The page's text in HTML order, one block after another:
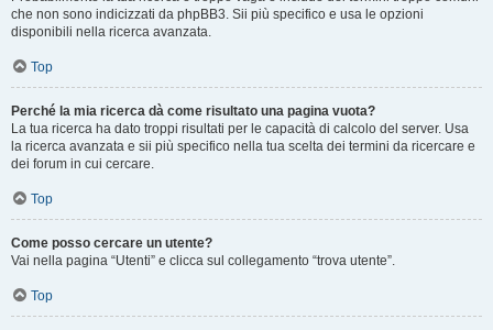
che non sono indicizzati da phpBB3. Sii più specifico e usa le opzioni
disponibili nella ricerca avanzata.
Top
Perché la mia ricerca dà come risultato una pagina vuota?
La tua ricerca ha dato troppi risultati per le capacità di calcolo del server. Usa
la ricerca avanzata e sii più specifico nella tua scelta dei termini da ricercare e
dei forum in cui cercare.
Top
Come posso cercare un utente?
Vai nella pagina “Utenti” e clicca sul collegamento “trova utente”.
Top